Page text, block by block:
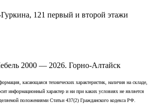
121 ​первый и второй этажи
2000 — 2026. Горно-Алтайск
касающаяся технических характеристик, наличия на складе,
информационный характер и ни при каких условиях не является
положениями Статьи 437(2) Гражданского кодекса РФ.